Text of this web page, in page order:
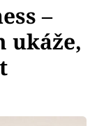
–
ukáže,